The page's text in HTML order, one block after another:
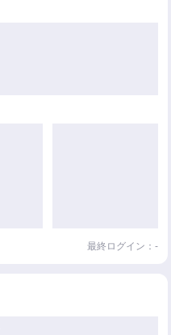
最終ログイン：-